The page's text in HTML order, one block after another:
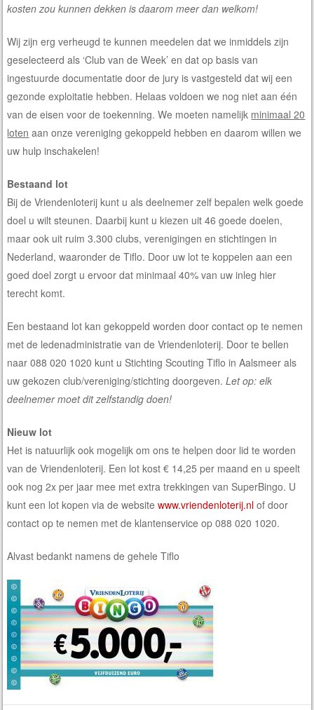
kosten zou kunnen dekken is daarom meer dan welkom!
Wij zijn erg verheugd te kunnen meedelen dat we inmiddels zijn
geselecteerd als ‘Club van de Week’ en dat op basis van
ingestuurde documentatie door de jury is vastgesteld dat wij een
gezonde exploitatie hebben. Helaas voldoen we nog niet aan één
van de eisen voor de toekenning. We moeten namelijk minimaal 20
loten aan onze vereniging gekoppeld hebben en daarom willen we
uw hulp inschakelen!
Bestaand lot
Bij de Vriendenloterij kunt u als deelnemer zelf bepalen welk goede
doel u wilt steunen. Daarbij kunt u kiezen uit 46 goede doelen,
maar ook uit ruim 3.300 clubs, verenigingen en stichtingen in
Nederland, waaronder de Tiflo. Door uw lot te koppelen aan een
goed doel zorgt u ervoor dat minimaal 40% van uw inleg hier
terecht komt.
Een bestaand lot kan gekoppeld worden door contact op te nemen
met de ledenadministratie van de Vriendenloterij. Door te bellen
naar 088 020 1020 kunt u Stichting Scouting Tiflo in Aalsmeer als
uw gekozen club/vereniging/stichting doorgeven.Let op: elk
deelnemer moet dit zelfstandig doen!
Nieuw lot
Het is natuurlijk ook mogelijk om ons te helpen door lid te worden
van de Vriendenloterij. Een lot kost € 14,25 per maand en u speelt
ook nog 2x per jaar mee met extra trekkingen van SuperBingo. U
kunt een lot kopen via de websitewww.vriendenloterij.nl of door
contact op te nemen met de klantenservice op 088 020 1020.
Alvast bedankt namens de gehele Tiflo